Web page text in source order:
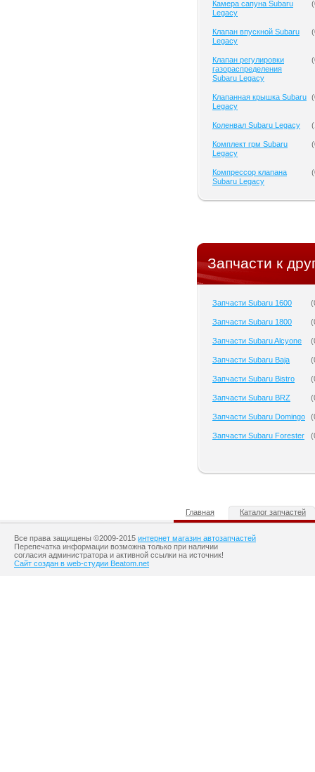
Камера сапуна Subaru
Legacy
(
Клапан впускной Subaru
Legacy
(
Клапан регулировки
газораспределения
Subaru Legacy
(
Клапанная крышка Subaru
Legacy
(
Коленвал Subaru Legacy (
Комплект грм Subaru
Legacy
(
Компрессор клапана
Subaru Legacy
(
Запчасти к
Запчасти Subaru 1600 (
Запчасти Subaru 1800 (
Запчасти Subaru Alcyone (
Запчасти Subaru Baja (
Запчасти Subaru Bistro (
Запчасти Subaru BRZ (
Запчасти Subaru Domingo (
Запчасти Subaru Forester (
Главная Каталог запчастей
Все права защищены ©2009-2015 интернет магазин автозапчастей
Перепечатка информации возможна только при наличии
согласия администратора и активной ссылки на источник!
Сайт создан в web-студии Beatom.net